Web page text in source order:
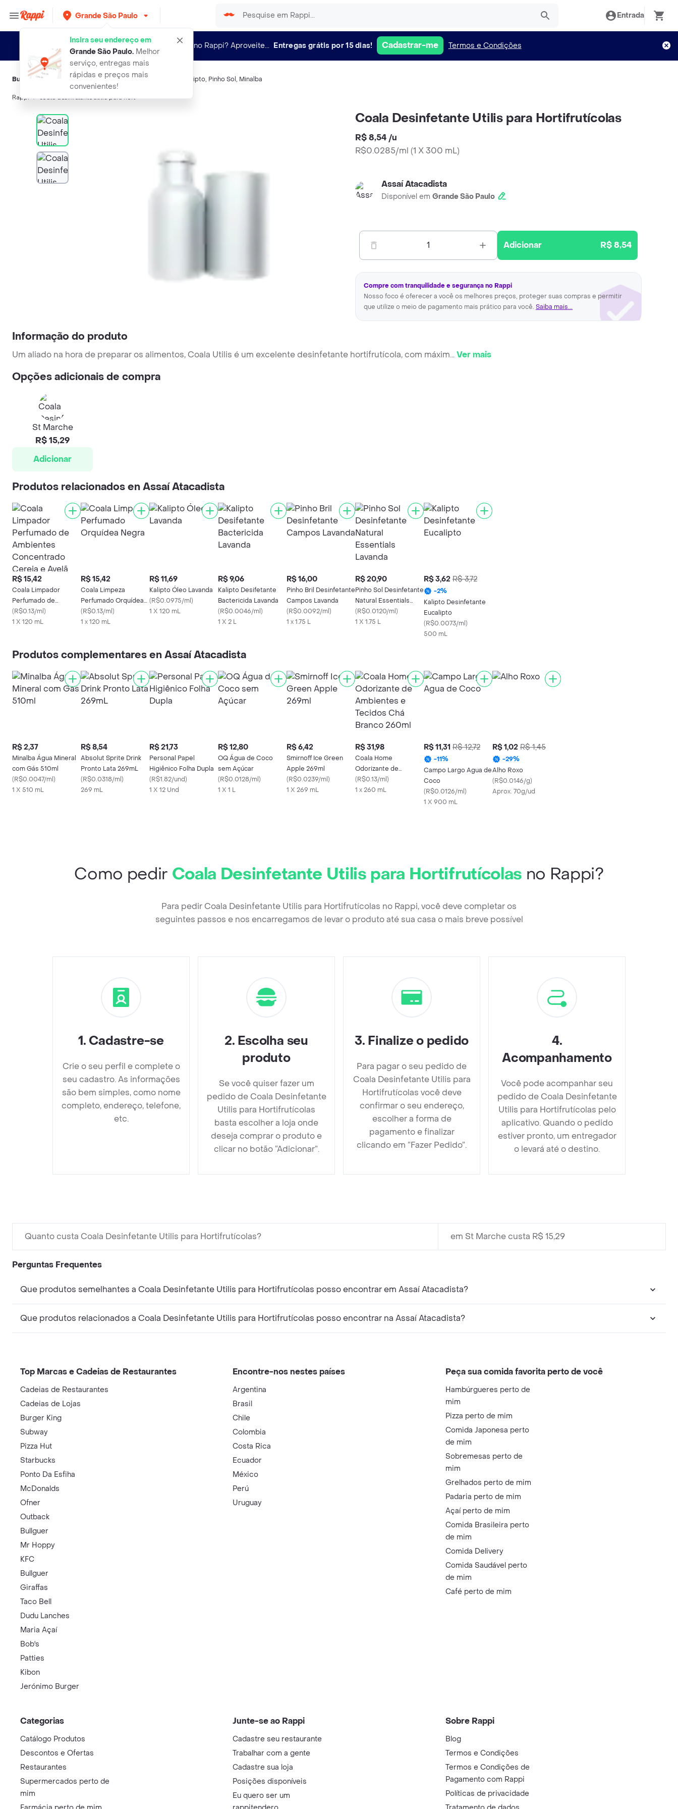
Grande São Paulo
Insira seu endereço em
Grande São Paulo.Melhor
serviço, entregas mais
rápidas e preços mais
convenientes!
Entrada
Novo no Rappi? Aproveite... Entregas grátis por 15 dias! Cadastrar-me Termos e Condições
Buscas relacionadas:Desinfetantes de ambiente Kalipto, Pinho Sol , Minalba
Rappi coala desinfetante utilis para hort
Coala Desinfetante Utilis para Hortifrutícolas
R$ 8,54 /u
R$0.0285/ml (1 X 300 mL)
Assaí Atacadista
Disponível em Grande São Paulo
1 Adicionar R$ 8,54
Compre com tranquilidade e segurança no Rappi
Nosso foco é oferecer a você os melhores preços, proteger suas compras e permitir
que utilize o meio de pagamento mais prático para você. Saiba mais...
Informação do produto
Um aliado na hora de preparar os alimentos, Coala Utilis é um excelente desinfetante hortifrutícola, com máxim...Ver mais
Opções adicionais de compra
St Marche
R$ 15,29
Adicionar
Produtos relacionados en Assaí Atacadista
R$ 15,42
Coala Limpador
Perfumado de
Ambientes
Concentrado Cereja e
(R$0.13/ml)
1 X 120 mL
R$ 15,42
Coala Limpeza
Perfumado Orquídea
Negra
(R$0.13/ml)
1 x 120 mL
R$ 11,69
Kalipto Óleo Lavanda
(R$0.0975/ml)
1 X 120 mL
R$ 9,06
Kalipto Desifetante
Bactericida Lavanda
(R$0.0046/ml)
1 X 2 L
R$ 16,00
Pinho Bril Desinfetante
Campos Lavanda
(R$0.0092/ml)
1 x 1.75 L
R$ 20,90
Pinho Sol Desinfetante
Natural Essentials
Lavanda
(R$0.0120/ml)
1 X 1.75 L
R$ 3,62 R$ 3,72
-2%
Kalipto Desinfetante
Eucalipto
(R$0.0073/ml)
500 mL
Produtos complementares en Assaí Atacadista
R$ 2,37
Minalba Água Mineral
com Gás 510ml
(R$0.0047/ml)
1 X 510 mL
R$ 8,54
Absolut Sprite Drink
Pronto Lata 269mL
(R$0.0318/ml)
269 mL
R$ 21,73
Personal Papel
Higiênico Folha Dupla
(R$1.82/und)
1 X 12 Und
R$ 12,80
OQ Água de Coco
sem Açúcar
(R$0.0128/ml)
1 X 1 L
R$ 6,42
Smirnoff Ice Green
Apple 269ml
(R$0.0239/ml)
1 X 269 mL
R$ 31,98
Coala Home
Odorizante de
Ambientes e Tecidos
Chá Branco 260ml
(R$0.13/ml)
1 x 260 mL
R$ 11,31 R$ 12,72
-11%
Campo Largo Agua de
Coco
(R$0.0126/ml)
1 X 900 mL
R$ 1,02 R$ 1,45
-29%
Alho Roxo
(R$0.0146/g)
Aprox. 70g/ud
Como pedir Coala Desinfetante Utilis para Hortifrutícolas no Rappi?
Para pedir Coala Desinfetante Utilis para Hortifrutícolas no Rappi, você deve completar os
seguintes passos e nos encarregamos de levar o produto até sua casa o mais breve possível
1. Cadastre-se
Crie o seu perfil e complete o
seu cadastro. As informações
são bem simples, como nome
completo, endereço, telefone,
etc.
2. Escolha seu
produto
Se você quiser fazer um
pedido de Coala Desinfetante
Utilis para Hortifrutícolas
basta escolher a loja onde
deseja comprar o produto e
clicar no botão “Adicionar”.
3. Finalize o pedido
Para pagar o seu pedido de
Coala Desinfetante Utilis para
Hortifrutícolas você deve
confirmar o seu endereço,
escolher a forma de
pagamento e finalizar
clicando em ”Fazer Pedido”.
4.
Acompanhamento
Você pode acompanhar seu
pedido de Coala Desinfetante
Utilis para Hortifrutícolas pelo
aplicativo. Quando o pedido
estiver pronto, um entregador
o levará até o destino.
Quanto custa Coala Desinfetante Utilis para Hortifrutícolas? em St Marche custa R$ 15,29
Perguntas Frequentes
Que produtos semelhantes a Coala Desinfetante Utilis para Hortifrutícolas posso encontrar em Assaí Atacadista?
Que produtos relacionados a Coala Desinfetante Utilis para Hortifrutícolas posso encontrar na Assaí Atacadista?
Top Marcas e Cadeias de Restaurantes
Cadeias de Restaurantes
Cadeias de Lojas
Burger King
Subway
Pizza Hut
Starbucks
Ponto Da Esfiha
McDonalds
Ofner
Outback
Bullguer
Mr Hoppy
KFC
Bullguer
Giraffas
Taco Bell
Dudu Lanches
Maria Açaí
Bob's
Patties
Kibon
Jerónimo Burger
Encontre-nos nestes países
Argentina
Brasil
Chile
Colombia
Costa Rica
Ecuador
México
Perú
Uruguay
Peça sua comida favorita perto de você
Hambúrgueres perto de
mim
Pizza perto de mim
Comida Japonesa perto
de mim
Sobremesas perto de
mim
Grelhados perto de mim
Padaria perto de mim
Açaí perto de mim
Comida Brasileira perto
de mim
Comida Delivery
Comida Saudável perto
de mim
Café perto de mim
Categorias
Catálogo Produtos
Descontos e Ofertas
Restaurantes
Supermercados perto de
mim
Junte-se ao Rappi
Cadastre seu restaurante
Trabalhar com a gente
Cadastre sua loja
Posições disponíveis
Eu quero ser um
Sobre Rappi
Blog
Termos e Condições
Termos e Condições de
Pagamento com Rappi
Políticas de privacidade